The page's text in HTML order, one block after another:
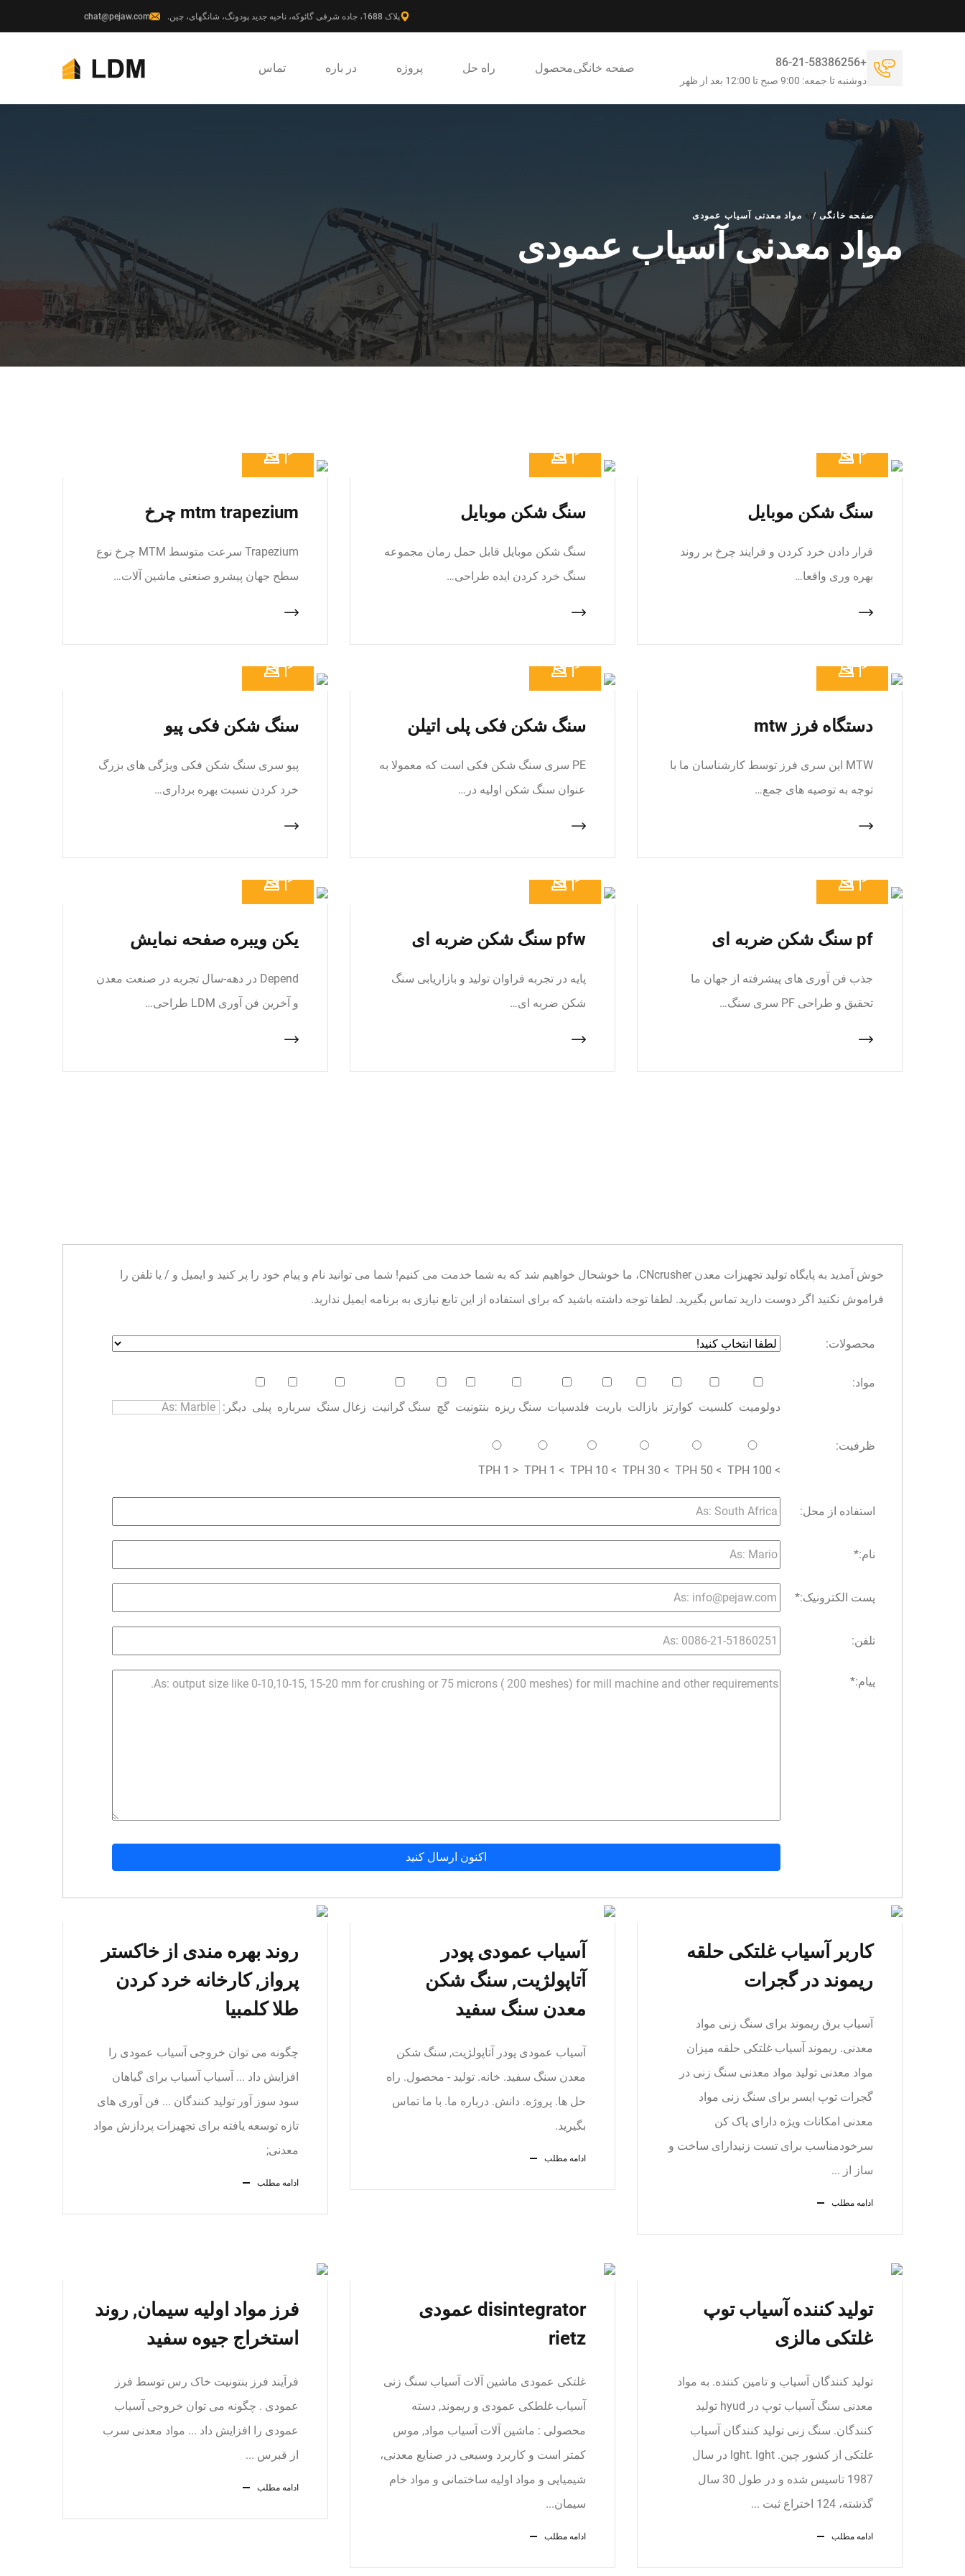
پلاک 1688، جاده شرقی گائوکه، ناحیه جدید پودونگ، شانگهای، چین. chat@pejaw.com
صفحه خانگیمحصول راه حل پروژه در باره تماس +86-21-58386256
دوشنبه تا جمعه: 9:00 صبح تا 12:00 بعد از ظهر
صفحه خانگی / مواد معدنی آسیاب عمودی
مواد معدنی آسیاب عمودی
سنگ شکن موبایل
قرار دادن خرد کردن و فرایند چرخ بر روند
بهره وری واقعا…
سنگ شکن موبایل
سنگ شکن موبایل قابل حمل رمان مجموعه
سنگ خرد کردن ایده طراحی…
mtm trapezium چرخ
Trapezium سرعت متوسط MTM چرخ نوع
سطح جهان پیشرو صنعتی ماشین آلات…
دستگاه فرز mtw
MTW این سری فرز توسط کارشناسان ما با
توجه به توصیه های جمع…
سنگ شکن فکی پلی اتیلن
PE سری سنگ شکن فکی است که معمولا به
عنوان سنگ شکن اولیه در…
سنگ شکن فکی پیو
پیو سری سنگ شکن فکی ویژگی های بزرگ
خرد کردن نسبت بهره برداری…
pf سنگ شکن ضربه ای
جذب فن آوری های پیشرفته از جهان ما
تحقیق و طراحی PF سری سنگ…
pfw سنگ شکن ضربه ای
پایه در تجربه فراوان تولید و بازاریابی سنگ
شکن ضربه ای…
یکن ویبره صفحه نمایش
Depend در دهه-سال تجربه در صنعت معدن
و آخرین فن آوری LDM طراحی…
خوش آمدید به پایگاه تولید تجهیزات معدن CNcrusher، ما خوشحال خواهیم شد که به شما خدمت می کنیم! شما می توانید نام و پیام خود را پر کنید و ایمیل و / یا تلفن را
فراموش نکنید اگر دوست دارید تماس بگیرید. لطفا توجه داشته باشید که برای استفاده از این تابع نیازی به برنامه ایمیل ندارید.
محصولات:
مواد:
دولومیت کلسیت کوارتز بازالت باریت فلدسپات سنگ ریزه بنتونیت گچ سنگ گرانیت زغال سنگ سرباره پبلی دیگر:
ظرفیت:
> 100 TPH
> 50 TPH
> 30 TPH
> 10 TPH
> 1 TPH
< 1 TPH
استفاده از محل:
نام:*
پست الکترونیک:*
تلفن:
پیام:*
کاربر آسیاب غلتکی حلقه
ریموند در گجرات
آسیاب برق ریموند برای سنگ زنی مواد
معدنی. ریموند آسیاب غلتکی حلقه میزان
مواد معدنی تولید مواد معدنی سنگ زنی در
گجرات توپ ایسر برای سنگ زنی مواد
معدنی امکانات ویژه دارای پاک کن
سرخودمناسب برای تست زنیدارای ساخت و
ساز از ...
ادامه مطلب
آسیاب عمودی پودر
آتاپولژیت, سنگ شکن
معدن سنگ سفید
آسیاب عمودی پودر آتاپولژیت, سنگ شکن
معدن سنگ سفید. خانه. تولید - محصول. راه
حل ها. پروژه. دانش. درباره ما. با ما تماس
بگیرید.
ادامه مطلب
روند بهره مندی از خاکستر
پرواز, کارخانه خرد کردن
طلا کلمبیا
چگونه می توان خروجی آسیاب عمودی را
افزایش داد ... آسیاب آسیاب برای گیاهان
سود سوز آور تولید کنندگان ... فن آوری های
تازه توسعه یافته برای تجهیزات پردازش مواد
معدنی;
ادامه مطلب
تولید کننده آسیاب توپ
غلتکی مالزی
تولید کنندگان آسیاب و تامین کننده. به مواد
معدنی سنگ آسیاب توپ در hyud تولید
کنندگان. سنگ زنی تولید کنندگان آسیاب
غلتکی از کشور چین. lght. lght در سال
1987 تاسیس شده و در طول 30 سال
گذشته، 124 اختراع ثبت ...
ادامه مطلب
disintegrator عمودی
rietz
غلتکی عمودی ماشین آلات آسیاب سنگ زنی
آسیاب غلطکی عمودی و ریموند, دسته
محصولی : ماشین آلات آسیاب مواد, موس
کمتر است و کاربرد وسیعی در صنایع معدنی،
شیمیایی و مواد اولیه ساختمانی و مواد خام
سیمان...
ادامه مطلب
فرز مواد اولیه سیمان, روند
استخراج جیوه سفید
فرآیند فرز بنتونیت خاک رس توسط فرز
عمودی . چگونه می توان خروجی آسیاب
عمودی را افزایش داد ... مواد معدنی سرب
از قبرس ...
ادامه مطلب